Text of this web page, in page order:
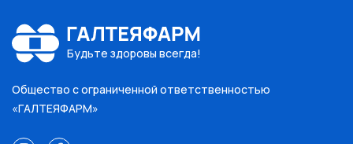
Будьте здоровы всегда!
Общество с ограниченной ответственностью
«ГАЛТЕЯФАРМ»